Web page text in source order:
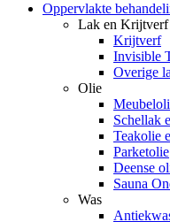
Oppervlakte
Lak en Krijtverf
Krijtverf
Invisible
Overige
Olie
Schellak
Teakolie
Parketolie
Deense
Sauna
Was